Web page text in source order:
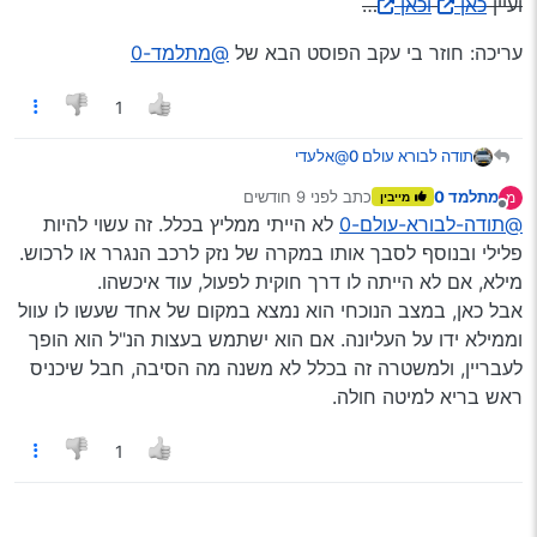
ועייןכאן וכאן
…
עריכה: חוזר בי עקב הפוסט הבא של @מתלמד-0
1
תודה לבורא עולם 0 @אלעדי
וגם טכנית לא ניתן לעשות את זה…
נו… קושרים רצועה מרכב לרכב בעוגן גרירה,
וכמה בחורי ישיבה שיקיימו מצות ‘נענועים’.
ויכוונו לשם קניין בחפץ ע"י קניין הגבהה / משיכה /
מעשה בעל הבית…
עד שהרכב יגלה את המדרכה הקרובה…
ועייןכאן וכאן
…
עריכה: חוזר בי עקב הפוסט הבא של@מתלמד-0
מ
מנותק
מתלמד 0 מייבין כתב לפני 9 חודשים
נערך לאחרונה על ידי
@תודה-לבורא-עולם-0
לא הייתי ממליץ בכלל. זה עשוי להיות
פלילי ובנוסף לסבך אותו במקרה של נזק לרכב הנגרר או לרכוש.
מילא, אם לא הייתה לו דרך חוקית לפעול, עוד איכשהו.
אבל כאן, במצב הנוכחי הוא נמצא במקום של אחד שעשו לו עוול
וממילא ידו על העליונה. אם הוא ישתמש בעצות הנ"ל הוא הופך
לעבריין, ולמשטרה זה בכלל לא משנה מה הסיבה, חבל שיכניס
ראש בריא למיטה חולה.
1